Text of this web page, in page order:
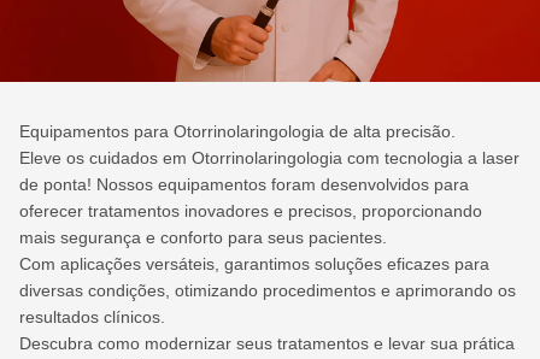
Equipamentos para Otorrinolaringologia de alta precisão.
Eleve os cuidados em Otorrinolaringologia com tecnologia a laser
de ponta! Nossos equipamentos foram desenvolvidos para
oferecer tratamentos inovadores e precisos, proporcionando
mais segurança e conforto para seus pacientes.
Com aplicações versáteis, garantimos soluções eficazes para
diversas condições, otimizando procedimentos e aprimorando os
resultados clínicos.
Descubra como modernizar seus tratamentos e levar sua prática